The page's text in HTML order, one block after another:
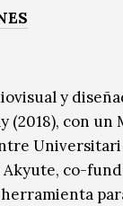
y
(2018), con
Universitari
co-